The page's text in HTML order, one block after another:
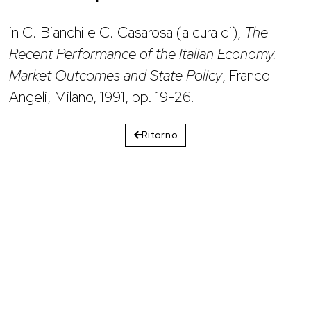
in C. Bianchi e C. Casarosa (a cura di), The
Recent Performance of the Italian Economy.
Market Outcomes and State Policy, Franco
Angeli, Milano, 1991, pp. 19-26.
Ritorno